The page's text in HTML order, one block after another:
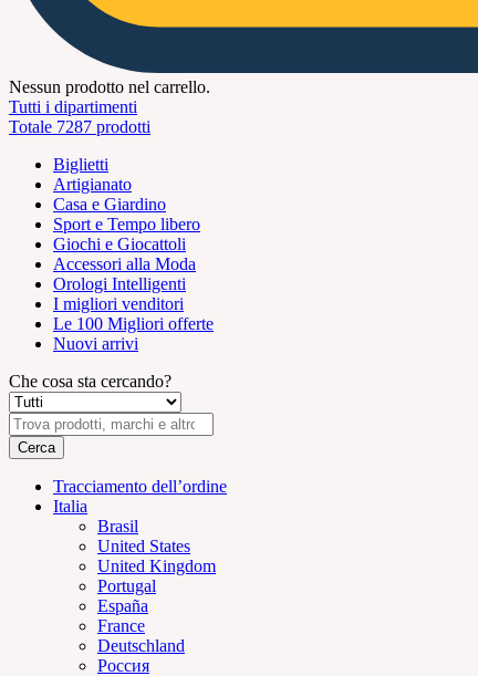
Nessun prodotto nel carrello.
Tutti i dipartimenti
Totale 7287 prodotti
Biglietti
Artigianato
Casa e Giardino
Sport e Tempo libero
Giochi e Giocattoli
Accessori alla Moda
Orologi Intelligenti
I migliori venditori
Le 100 Migliori offerte
Nuovi arrivi
Che cosa sta cercando?
Cerca
Tracciamento dell’ordine
Italia
Brasil
United States
United Kingdom
Portugal
España
France
Deutschland
Россия